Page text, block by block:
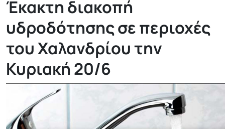
Έκακτη διακοπή
υδροδότησης σε περιοχές
του Χαλανδρίου την
Κυριακή 20/6